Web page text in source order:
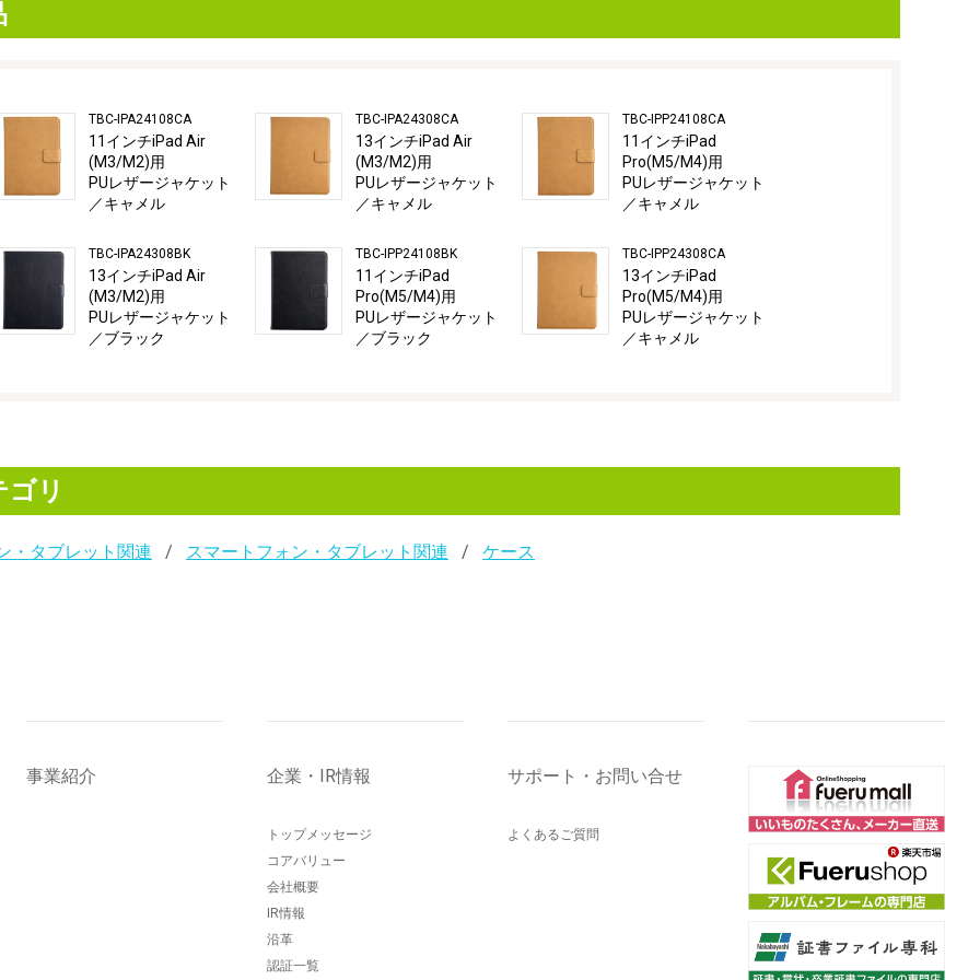
TBC-IPA24108CA
11インチiPad Air
(M3/M2)用
PUレザージャケット
／キャメル
TBC-IPA24308BK
13インチiPad Air
(M3/M2)用
PUレザージャケット
／ブラック
TBC-IPA24308CA
13インチiPad Air
(M3/M2)用
PUレザージャケット
／キャメル
TBC-IPP24108BK
11インチiPad
Pro(M5/M4)用
PUレザージャケット
／ブラック
TBC-IPP24108CA
11インチiPad
Pro(M5/M4)用
PUレザージャケット
／キャメル
TBC-IPP24308CA
13インチiPad
Pro(M5/M4)用
PUレザージャケット
／キャメル
リ
・タブレット関連 スマートフォン・タブレット関連 ケース
事業紹介 企業・IR情報
トップメッセージ
コアバリュー
会社概要
IR情報
沿革
認証一覧
サポート・お問い合せ
よくあるご質問